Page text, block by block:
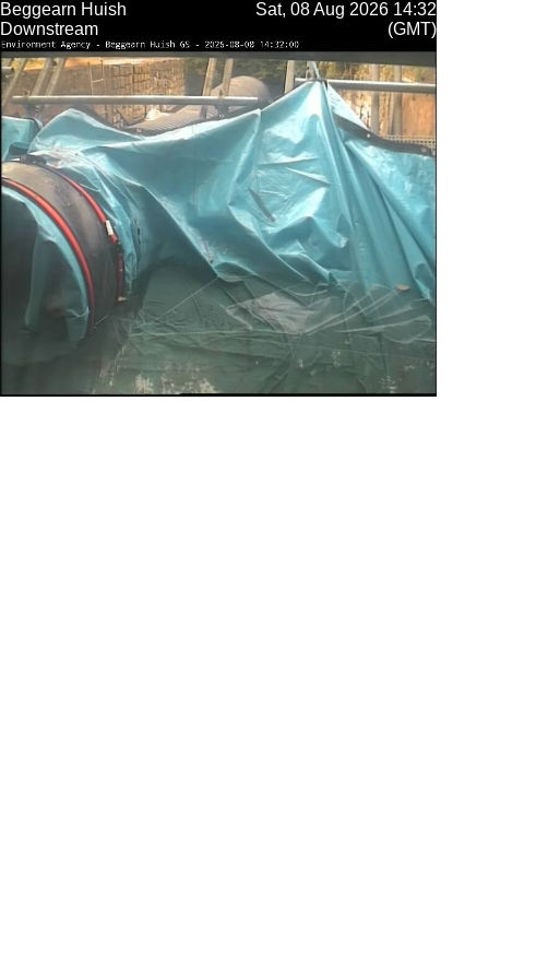
Beggearn Huish
Downstream
Sat, 08 Aug 2026 14:32
(GMT)